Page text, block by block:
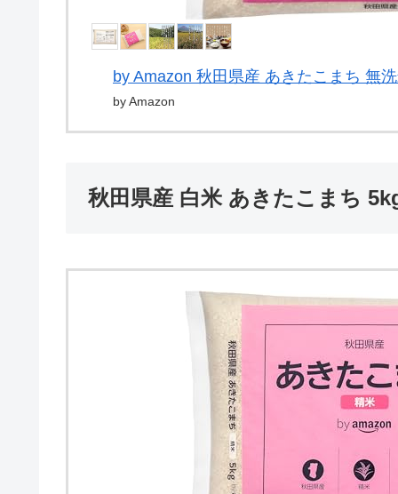
by Amazon 秋田県産 あきたこまち 無
by Amazon
秋田県産 白米 あきたこまち